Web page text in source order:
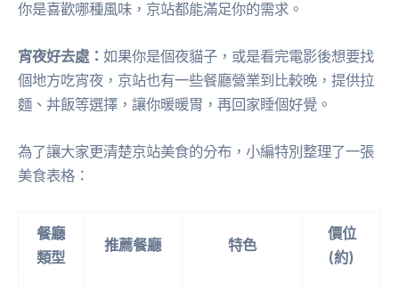
你是喜歡哪種風味，京站都能滿足你的需求。
宵夜好去處： 如果你是個夜貓子，或是看完電影後想要找
個地方吃宵夜，京站也有一些餐廳營業到比較晚，提供拉
麵、丼飯等選擇，讓你暖暖胃，再回家睡個好覺。
為了讓大家更清楚京站美食的分布，小編特別整理了一張
美食表格：
餐廳
類型
推薦餐廳 特色
價位
(約)